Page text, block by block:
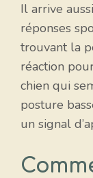
Il arrive
réponses
trouvant la
réaction
chien qui
posture
un signal